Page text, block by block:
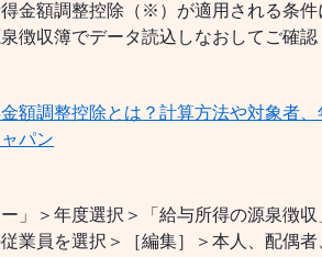
金額調整控除（※）が適用される条
徴収簿でデータ読込しなおしてご確
額調整控除とは？計算方法や対象者
パン
ー」＞年度選択＞「給与所得の源泉徴
業員を選択＞［編集］＞本人、配偶